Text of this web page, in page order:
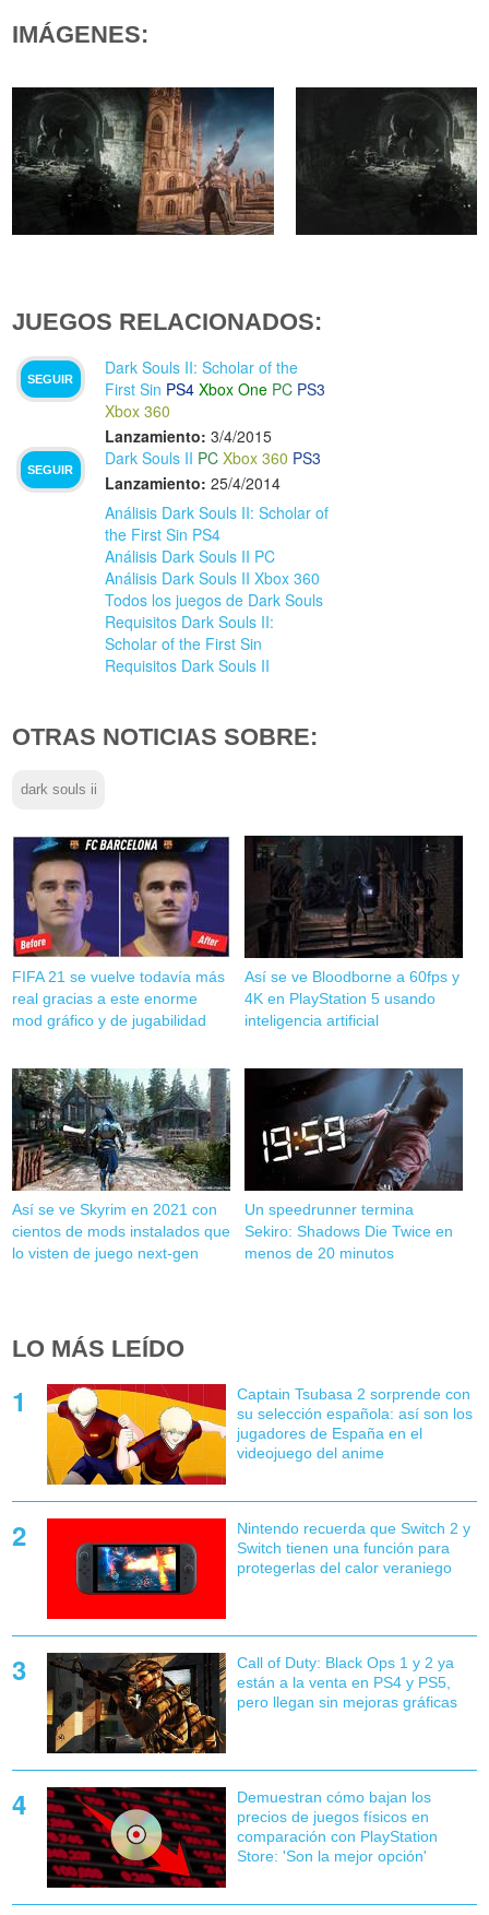
IMÁGENES:
JUEGOS RELACIONADOS:
SEGUIR
Dark Souls II: Scholar of the
First Sin PS4 Xbox One PC PS3
Xbox 360
Lanzamiento: 3/4/2015
SEGUIR
Dark Souls II PC Xbox 360 PS3
Lanzamiento: 25/4/2014
Análisis Dark Souls II: Scholar of
the First Sin PS4
Análisis Dark Souls II PC
Análisis Dark Souls II Xbox 360
Todos los juegos de Dark Souls
Requisitos Dark Souls II:
Scholar of the First Sin
Requisitos Dark Souls II
OTRAS NOTICIAS SOBRE:
dark souls ii
FIFA 21 se vuelve todavía más
real gracias a este enorme
mod gráfico y de jugabilidad
Así se ve Bloodborne a 60fps y
4K en PlayStation 5 usando
inteligencia artificial
Así se ve Skyrim en 2021 con
cientos de mods instalados que
lo visten de juego next-gen
Un speedrunner termina
Sekiro: Shadows Die Twice en
menos de 20 minutos
LO MÁS LEÍDO
Captain Tsubasa 2 sorprende con
su selección española: así son los
jugadores de España en el
videojuego del anime
Nintendo recuerda que Switch 2 y
Switch tienen una función para
protegerlas del calor veraniego
Call of Duty: Black Ops 1 y 2 ya
están a la venta en PS4 y PS5,
pero llegan sin mejoras gráficas
Demuestran cómo bajan los
precios de juegos físicos en
comparación con PlayStation
Store: 'Son la mejor opción'